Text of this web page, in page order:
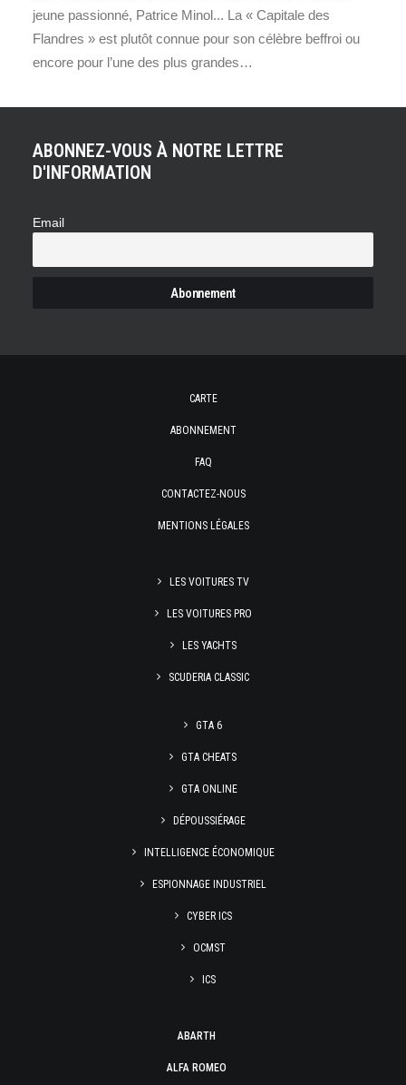
jeune passionné, Patrice Minol... La « Capitale des
Flandres » est plutôt connue pour son célèbre beffroi ou
encore pour l’une des plus grandes…
ABONNEZ-VOUS À NOTRE LETTRE
D'INFORMATION
Email
CARTE
ABONNEMENT
FAQ
CONTACTEZ-NOUS
MENTIONS LÉGALES
LES VOITURES TV
LES VOITURES PRO
LES YACHTS
SCUDERIA CLASSIC
GTA 6
GTA CHEATS
GTA ONLINE
DÉPOUSSIÉRAGE
INTELLIGENCE ÉCONOMIQUE
ESPIONNAGE INDUSTRIEL
CYBER ICS
OCMST
ICS
ABARTH
ALFA ROMEO